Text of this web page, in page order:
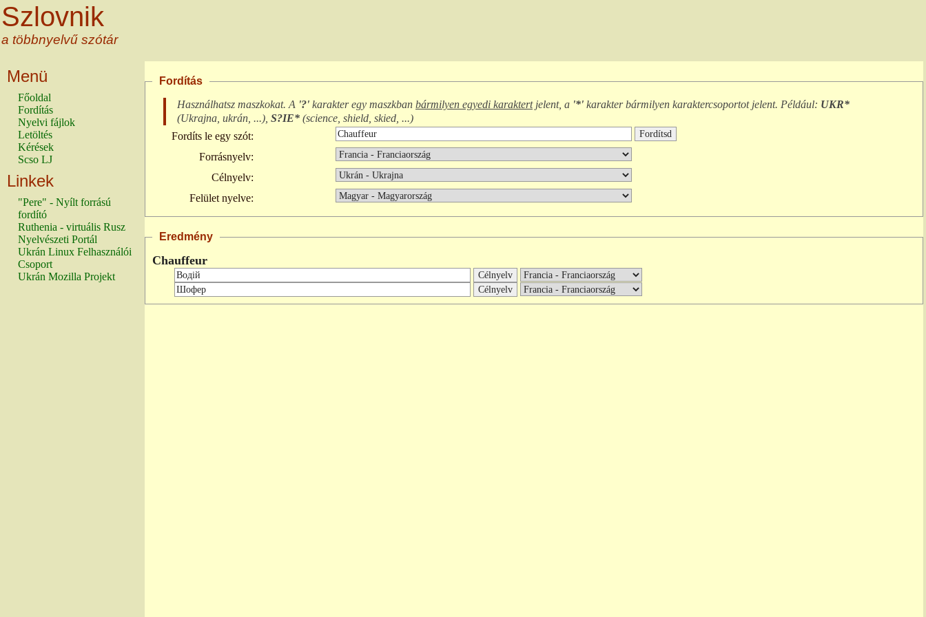
Szlovnik
a többnyelvű szótár
Menü
Főoldal
Fordítás
Nyelvi fájlok
Letöltés
Kérések
Scso LJ
Linkek
"Pere" - Nyílt forrású
fordító
Ruthenia - virtuális Rusz
Nyelvészeti Portál
Ukrán Linux Felhasználói
Csoport
Ukrán Mozilla Projekt
Fordítás
Használhatsz maszkokat. A '?' karakter egy maszkban bármilyen egyedi karaktertjelent, a '*' karakterbármilyen karaktercsoportotjelent. Például: UKR*
(Ukrajna, ukrán, ...), S?IE* (science, shield, skied, ...)
Fordíts le egy szót:
Forrásnyelv:
Célnyelv:
Felület nyelve:
Eredmény
Chauffeur